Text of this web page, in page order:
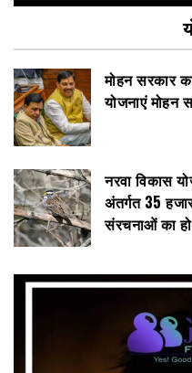
मोहन सरकार
योजनाएं मोहन
नरवा विकास
अंतर्गत 35
संरचनाओं का हो